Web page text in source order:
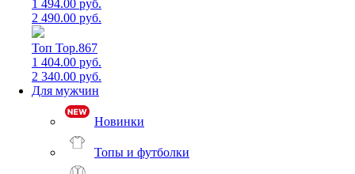
1 494.00 руб.
2 490.00 руб.
Топ Top.867
1 404.00 руб.
2 340.00 руб.
Для мужчин
Новинки
Топы и футболки